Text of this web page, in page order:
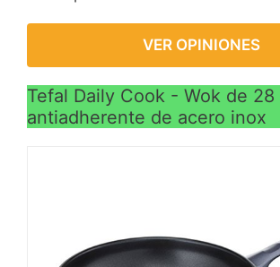
VER OPINIONES
Tefal Daily Cook - Wok de 28
antiadherente de acero inox